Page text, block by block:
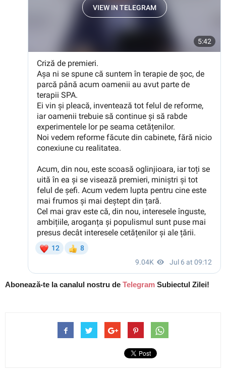
Abonează-te la canalul nostru de Telegram Subiectul Zilei!